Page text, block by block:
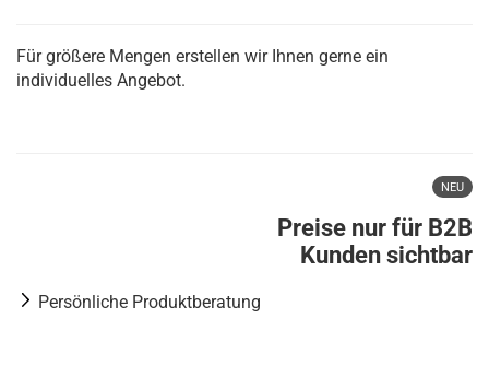
Für größere Mengen erstellen wir Ihnen gerne ein
individuelles Angebot.
NEU
Preise nur für B2B
Kunden sichtbar
Persönliche Produktberatung